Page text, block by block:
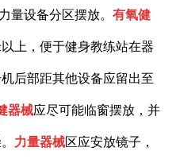
量设备分区摆放。 有氧健
上，便于健身教练站在器
后部距其他设备应留出至
器械应尽可能临窗摆放，并
力量器械区应安放镜子，